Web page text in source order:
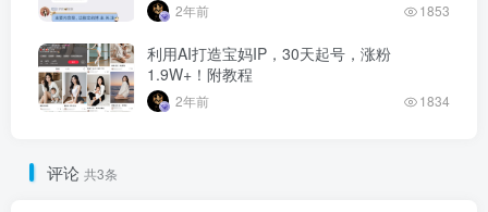
2年前 1853
利用AI打造宝妈IP，30天起号，涨粉
1.9W+！附教程
2年前 1834
评论 共3条